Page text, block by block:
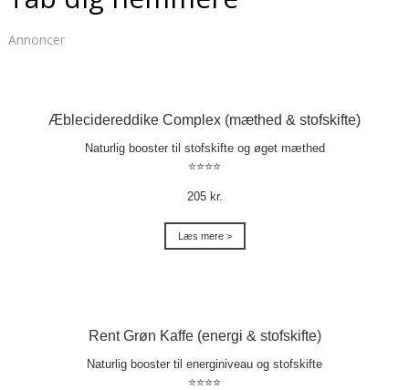
Annoncer
Æblecidereddike Complex (mæthed & stofskifte)
Naturlig booster til stofskifte og øget mæthed
⭐⭐⭐⭐
205 kr.
Læs mere >
Rent Grøn Kaffe (energi & stofskifte)
Naturlig booster til energiniveau og stofskifte
⭐⭐⭐⭐